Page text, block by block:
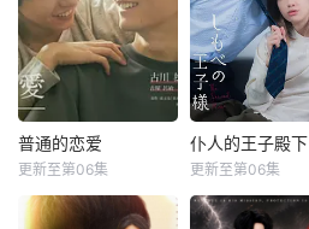
普通的恋爱
更新至第06集
仆人的王子殿下
更新至第06集